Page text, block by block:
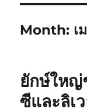
Month: เ
ยักษ์ใหญ่
ซีและลิเ